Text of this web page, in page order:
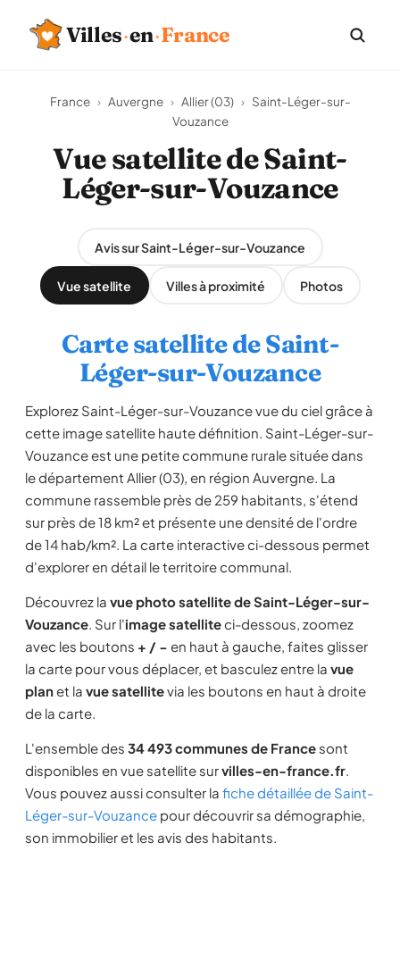
Villes·en·France
France › Auvergne › Allier (03) › Saint-Léger-sur-
Vouzance
Vue satellite de Saint-
Léger-sur-Vouzance
Avis sur Saint-Léger-sur-Vouzance
Vue satellite Villes à proximité Photos
Carte satellite de Saint-
Léger-sur-Vouzance
Explorez Saint-Léger-sur-Vouzance vue du ciel grâce à
cette image satellite haute définition. Saint-Léger-sur-
Vouzance est une petite commune rurale située dans
le département Allier (03), en région Auvergne. La
commune rassemble près de 259 habitants, s'étend
sur près de 18 km² et présente une densité de l'ordre
de 14 hab/km². La carte interactive ci-dessous permet
d'explorer en détail le territoire communal.
Découvrez la vue photo satellite de Saint-Léger-sur-
Vouzance. Sur l'image satelliteci-dessous, zoomez
avec les boutons + / − en haut à gauche, faites glisser
la carte pour vous déplacer, et basculez entre la vue
planet la vue satellitevia les boutons en haut à droite
de la carte.
L'ensemble des 34 493 communes de France sont
disponibles en vue satellite survilles-en-france.fr.
Vous pouvez aussi consulter la fiche détaillée de Saint-
Léger-sur-Vouzance pour découvrir sa démographie,
son immobilier et les avis des habitants.